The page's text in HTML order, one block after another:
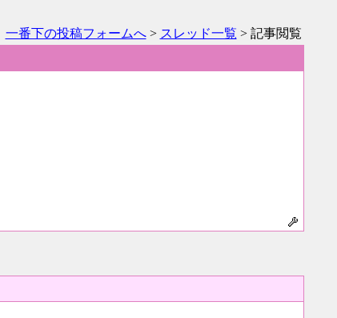
一番下の投稿フォームへ> スレッド一覧 > 記事閲覧